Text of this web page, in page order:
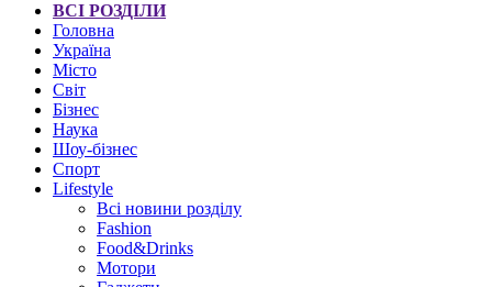
ВСІ РОЗДІЛИ
Головна
Україна
Місто
Світ
Бізнес
Наука
Шоу-бізнес
Спорт
Lifestyle
Всі новини розділу
Fashion
Food&Drinks
Мотори